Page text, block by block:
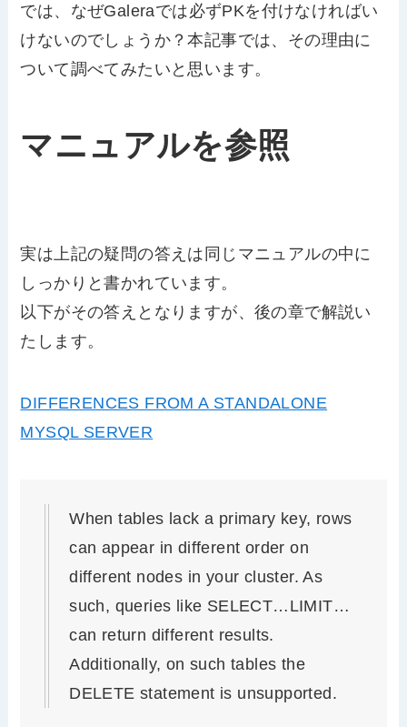
では、なぜGaleraでは必ずPKを付けなければい
けないのでしょうか？本記事では、その理由に
ついて調べてみたいと思います。
マニュアルを参照
実は上記の疑問の答えは同じマニュアルの中に
しっかりと書かれています。
以下がその答えとなりますが、後の章で解説い
たします。
DIFFERENCES FROM A STANDALONE
MYSQL SERVER
When tables lack a primary key, rows
can appear in different order on
different nodes in your cluster. As
such, queries like SELECT…LIMIT…
can return different results.
Additionally, on such tables the
DELETE statement is unsupported.